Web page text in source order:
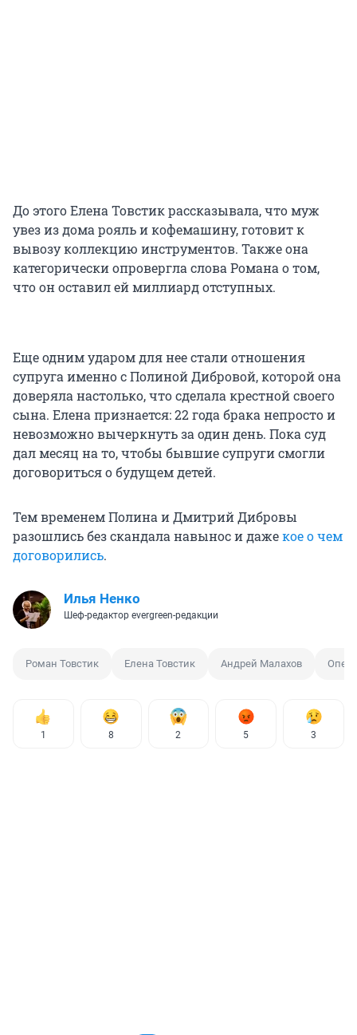
До этого Елена Товстик рассказывала, что муж
увез из дома рояль и кофемашину, готовит к
вывозу коллекцию инструментов. Также она
категорически опровергла слова Романа о том,
что он оставил ей миллиард отступных.
Еще одним ударом для нее стали отношения
супруга именно с Полиной Дибровой, которой она
доверяла настолько, что сделала крестной своего
сына. Елена признается: 22 года брака непросто и
невозможно вычеркнуть за один день. Пока суд
дал месяц на то, чтобы бывшие супруги смогли
договориться о будущем детей.
Тем временем Полина и Дмитрий Дибровы
разошлись без скандала навынос и дажекое о чем
договорились.
Илья Ненко
Шеф-редактор evergreen-редакции
Роман Товстик Елена Товстик Андрей Малахов
1 8 2 5 3